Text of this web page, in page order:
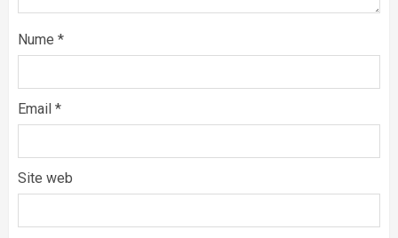
Nume *
Email *
Site web